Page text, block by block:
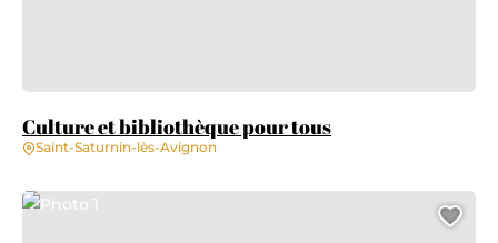
Culture et bibliothèque pour tous
Saint-Saturnin-lès-Avignon
Photo 1